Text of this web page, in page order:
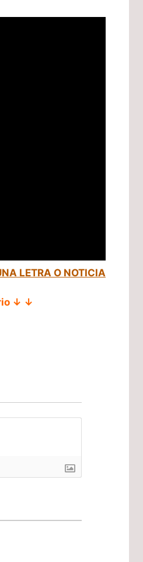
LETRA O NOTICIA
↓ ↓